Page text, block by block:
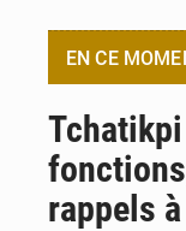
EN CE
rappels